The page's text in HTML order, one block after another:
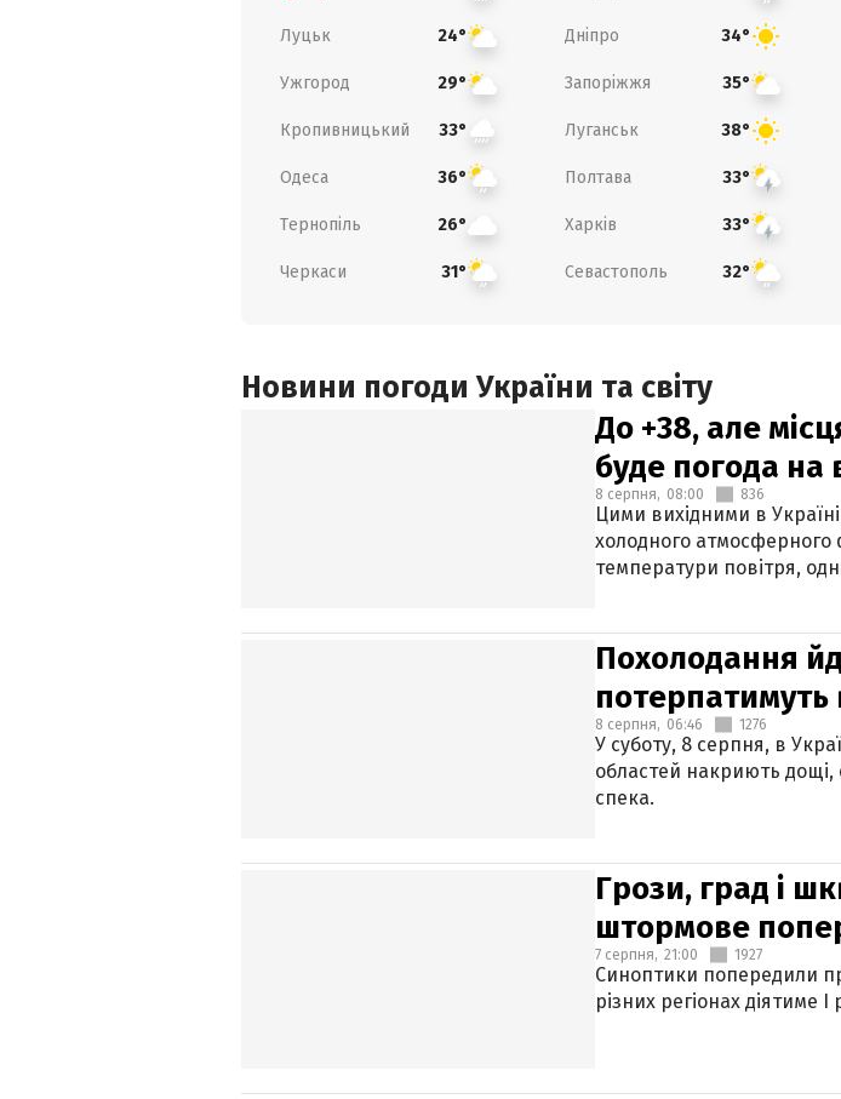
Луцьк 24° Дніпро 34°
Ужгород 29° Запоріжжя 35°
Кропивницький 33° Луганськ 38°
Одеса 36° Полтава 33°
Тернопіль 26° Харків 33°
Черкаси 31° Севастополь 32°
Новини погоди України та світу
До +38, але
буде погода на
8 серпня, 08:00 836
Цими вихідними в
холодного атмосферного
температури повітря,
Похолодання
потерпатимуть
8 серпня, 06:46 1276
У суботу, 8 серпня, в
областей накриють дощі,
спека.
Грози, град і
штормове
7 серпня, 21:00 1927
Синоптики попередили
різних регіонах діятиме